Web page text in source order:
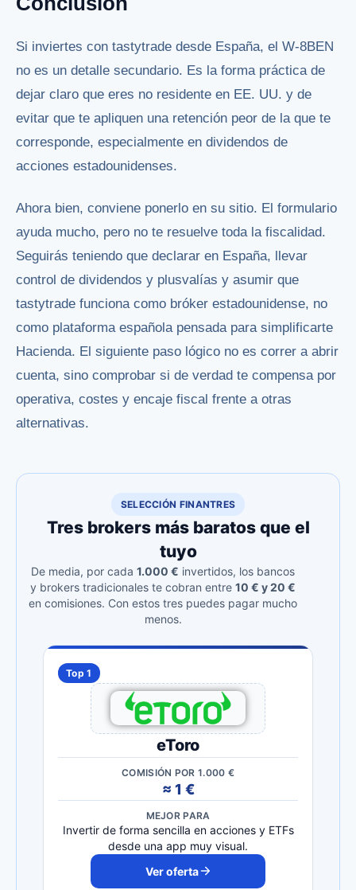
Si inviertes con tastytrade desde España, el W-8BEN
no es un detalle secundario. Es la forma práctica de
dejar claro que eres no residente en EE. UU. y de
evitar que te apliquen una retención peor de la que te
corresponde, especialmente en dividendos de
acciones estadounidenses.
Ahora bien, conviene ponerlo en su sitio. El formulario
ayuda mucho, pero no te resuelve toda la fiscalidad.
Seguirás teniendo que declarar en España, llevar
control de dividendos y plusvalías y asumir que
tastytrade funciona como bróker estadounidense, no
como plataforma española pensada para simplificarte
Hacienda. El siguiente paso lógico no es correr a abrir
cuenta, sino comprobar si de verdad te compensa por
operativa, costes y encaje fiscal frente a otras
alternativas.
SELECCIÓN FINANTRES
Tres brokers más baratos que el
tuyo
De media, por cada 1.000 € invertidos, los bancos
y brokers tradicionales te cobran entre 10 € y 20 €
en comisiones. Con estos tres puedes pagar mucho
menos.
Top 1
eToro
COMISIÓN POR 1.000 €
≈ 1 €
MEJOR PARA
Invertir de forma sencilla en acciones y ETFs
desde una app muy visual.
Ver oferta